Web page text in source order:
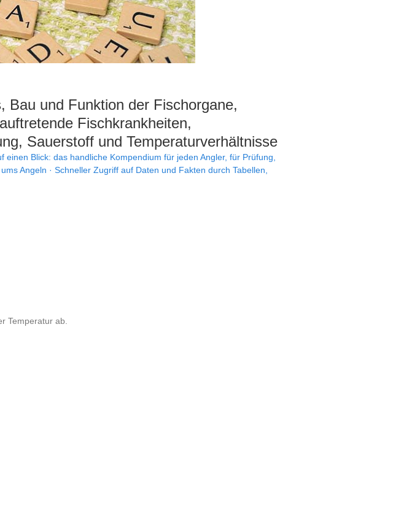
Bau und Funktion der Fischorgane,
Fischkrankheiten,
Sauerstoff und Temperaturverhältnisse
Blick: das handliche Kompendium für jeden Angler, für Prüfung,
Angeln · Schneller Zugriff auf Daten und Fakten durch Tabellen,
Temperatur ab.